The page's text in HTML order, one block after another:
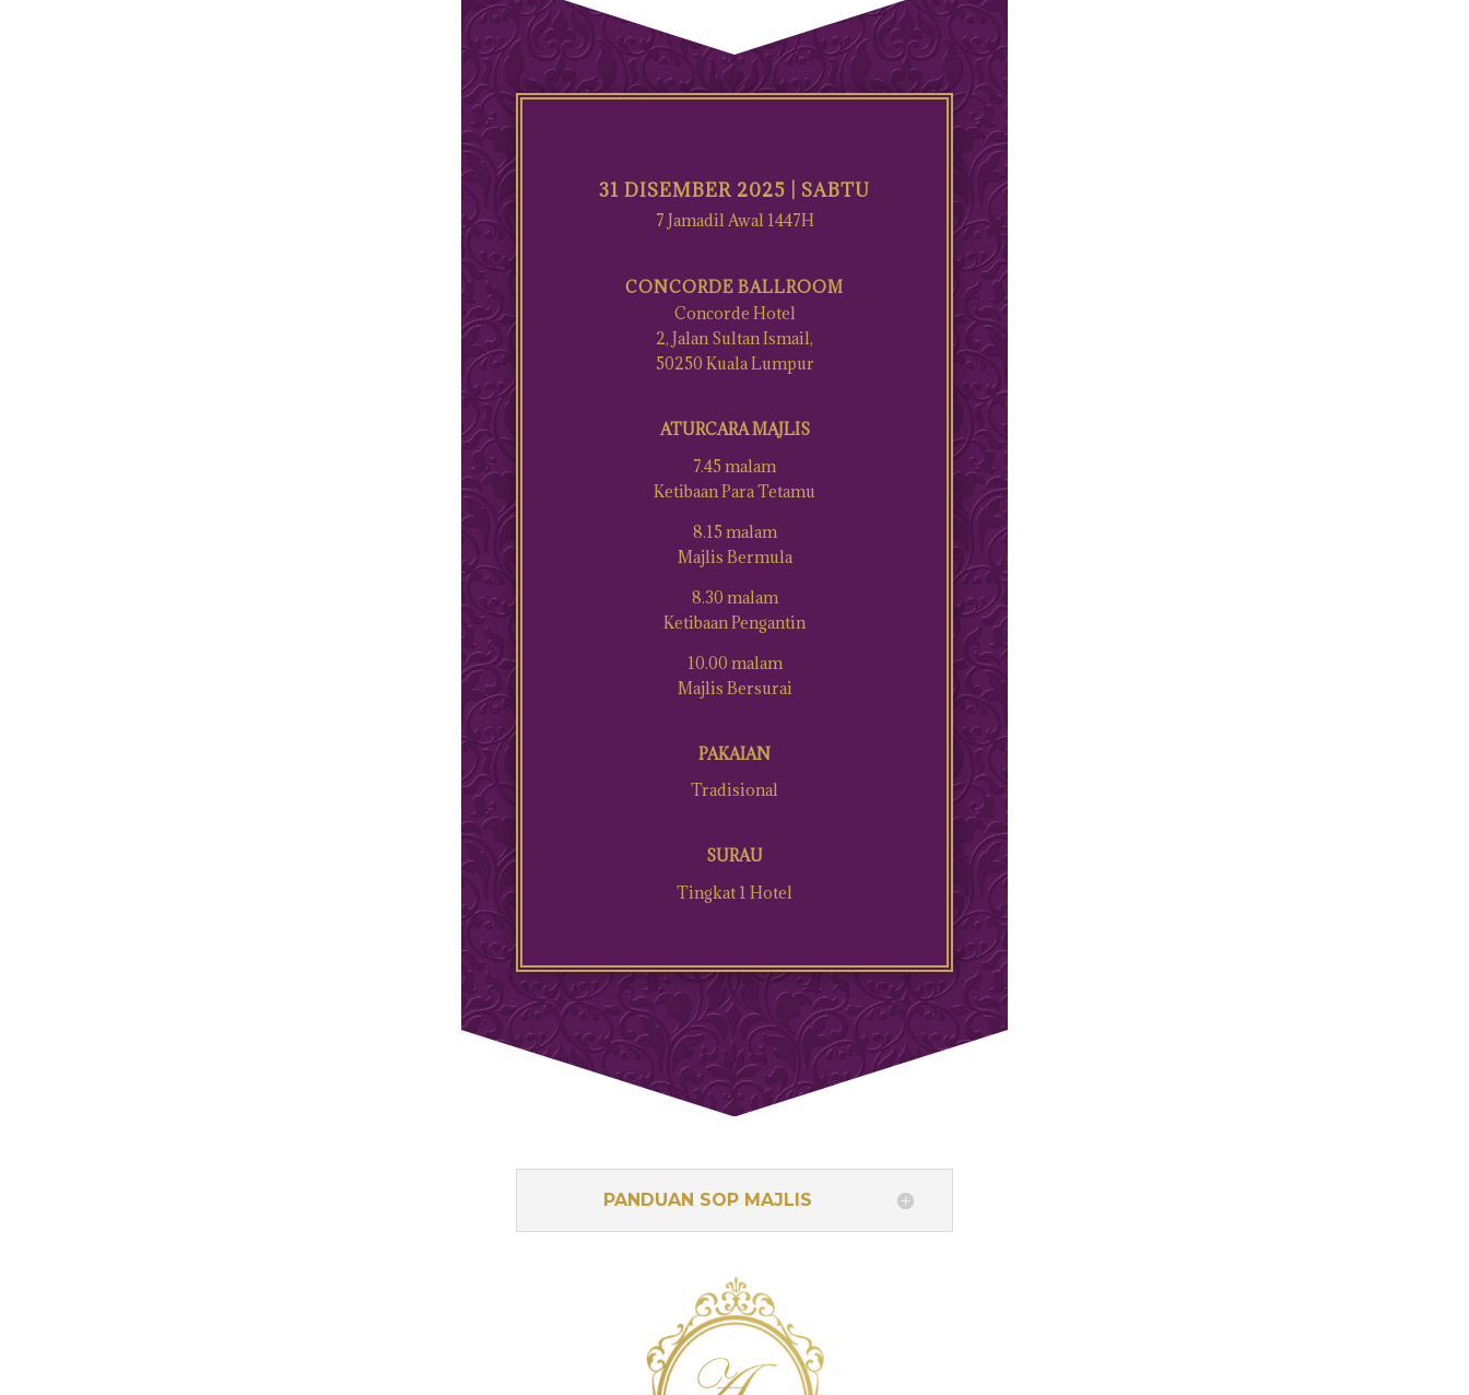
31 DISEMBER 2025 | SABTU
7 Jamadil Awal 1447H
CONCORDE BALLROOM
Concorde Hotel
2, Jalan Sultan Ismail,
50250 Kuala Lumpur
ATURCARA MAJLIS
7.45 malam
Ketibaan Para Tetamu
8.15 malam
Majlis Bermula
8.30 malam
Ketibaan Pengantin
10.00 malam
Majlis Bersurai
PAKAIAN
Tradisional
SURAU
Tingkat 1 Hotel
PANDUAN SOP MAJLIS